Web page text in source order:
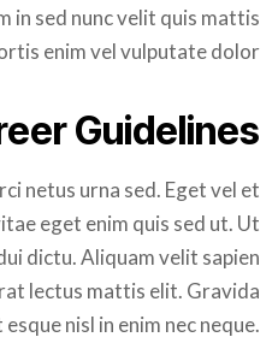
in sed nunc velit quis mattis
enim vel vulputate dolor.
Guidelines
netus urna sed. Eget vel et
eget enim quis sed ut. Ut
dictu. Aliquam velit sapien
lectus mattis elit. Gravida
nisl in enim nec neque.